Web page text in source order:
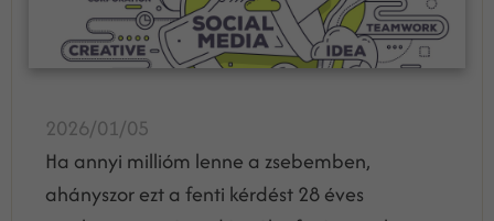
2026/01/05
Ha annyi millióm lenne a zsebemben,
ahányszor ezt a fenti kérdést 28 éves